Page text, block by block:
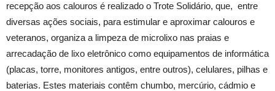
recepção aos calouros é realizado o Trote Solidário, que, entre
diversas ações sociais, para estimular e aproximar calouros e
veteranos, organiza a limpeza de microlixo nas praias e
arrecadação de lixo eletrônico como equipamentos de informática
(placas, torre, monitores antigos, entre outros), celulares, pilhas e
baterias. Estes materiais contêm chumbo, mercúrio, cádmio e